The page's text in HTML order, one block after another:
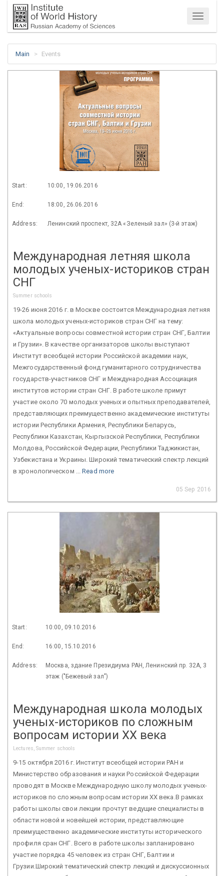
Menu
Main Events
Start: 10:00, 19.06.2016
End: 18:00, 26.06.2016
Address: Ленинский проспект, 32А «Зеленый зал» (3-й этаж)
Международная летняя школа
молодых ученых-историков стран
СНГ
Summer schools
19-26 июня 2016 г. в Москве состоится Международная летняя
школа молодых ученых-историков стран СНГ на тему:
«Актуальные вопросы совместной истории стран СНГ, Балтии
и Грузии». В качестве организаторов школы выступают
Институт всеобщей истории Российской академии наук,
Межгосударственный фонд гуманитарного сотрудничества
государств-участников СНГ и Международная Ассоциация
институтов истории стран СНГ. В работе школе примут
участие около 70 молодых ученых и опытных преподавателей,
представляющих преимущественно академические институты
истории Республики Армения, Республики Беларусь,
Республики Казахстан, Кыргызской Республики, Республики
Молдова, Российской Федерации, Республики Таджикистан,
Узбекистана и Украины. Широкий тематический спектр лекций
в хронологическом ...Read more
05 Sep 2016
Start: 10:00, 09.10.2016
End: 16:00, 15.10.2016
Address:
Москва, здание Президиума РАН, Ленинский пр. 32А, 3
этаж ("Бежевый зал")
Международная школа молодых
ученых-историков по сложным
вопросам истории XX века
Lectures, Summer schools
9-15 октября 2016 г. Институт всеобщей истории РАН и
Министерство образования и науки Российской Федерации
проводят в Москве Международную школу молодых ученых-
историков по сложным вопросам истории XX века.В рамках
работы школы свои лекции прочтут ведущие специалисты в
области новой и новейшей истории, представляющие
преимущественно академические институты исторического
профиля сран СНГ. Всего в работе школы запланировано
участие порядка 45 человек из стран СНГ, Балтии и
Грузии.Широкий тематический спектр лекций и дискуссионных